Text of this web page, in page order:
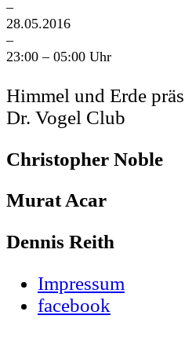
–
28.05.2016
–
23:00 – 05:00 Uhr
Himmel und Erde
Dr. Vogel Club
Christopher Noble
Murat Acar
Dennis Reith
Impressum
facebook